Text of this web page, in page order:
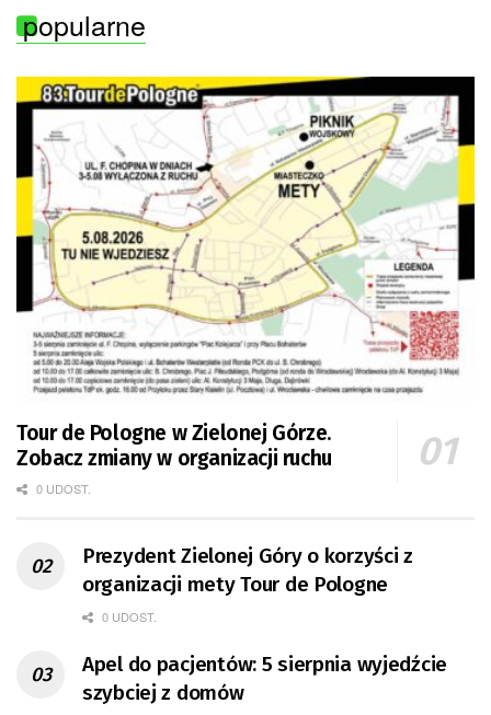
popularne
Tour de Pologne w Zielonej Górze.
Zobacz zmiany w organizacji ruchu
0 UDOST.
Prezydent Zielonej Góry o korzyści z
organizacji mety Tour de Pologne
0 UDOST.
Apel do pacjentów: 5 sierpnia wyjedźcie
szybciej z domów